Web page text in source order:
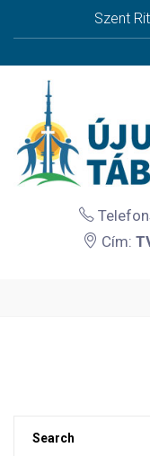
Szent
Cím: